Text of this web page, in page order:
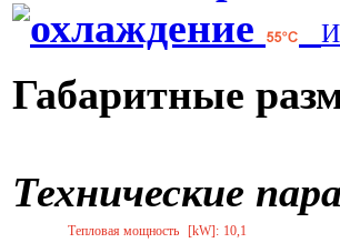
Габаритные
Технические
Тепловая мощность [kW]: 10,1